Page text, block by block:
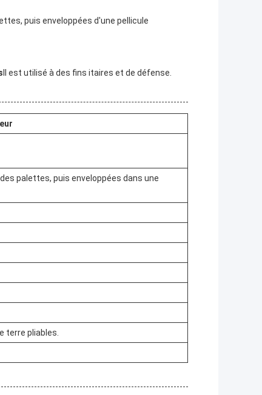
puis enveloppées d'une pellicule
Il est utilisé à des fins itaires et de défense.
palettes, puis enveloppées dans une
terre pliables.